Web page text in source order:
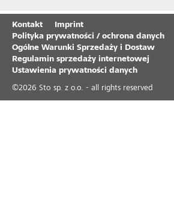
Kontakt
Imprint
Polityka prywatności / ochrona danych
Ogólne Warunki Sprzedaży i Dostaw
Regulamin sprzedaży internetowej
Ustawienia prywatności danych
©2026 Sto sp. z o.o. - all rights reserved